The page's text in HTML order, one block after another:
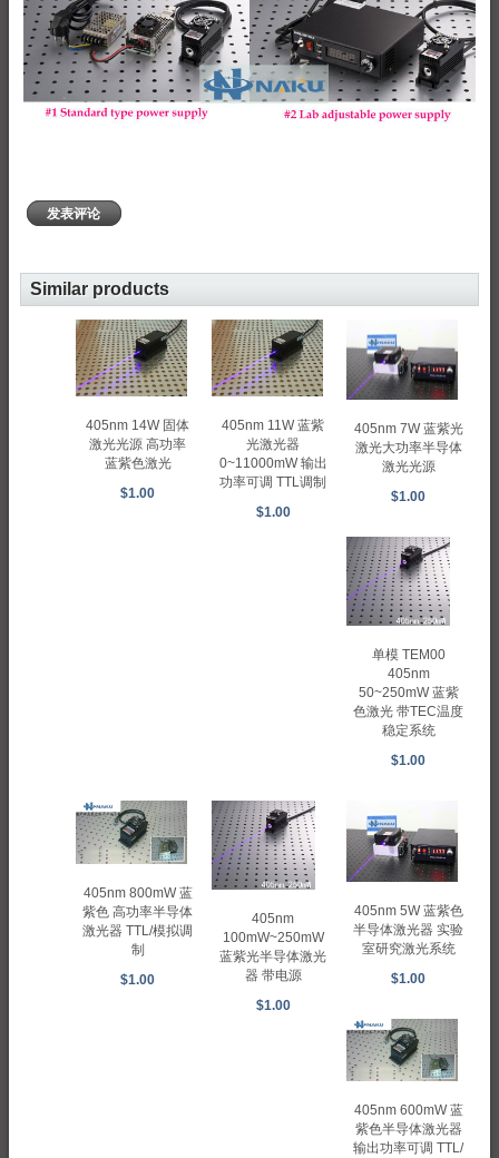
发表评论
Similar products
405nm 14W 固体
激光光源 高功率
蓝紫色激光
$1.00
405nm 11W 蓝紫
光激光器
0~11000mW 输出
功率可调 TTL调制
$1.00
405nm 7W 蓝紫光
激光大功率半导体
激光光源
$1.00
单模 TEM00
405nm
50~250mW 蓝紫
色激光 带TEC温度
稳定系统
$1.00
405nm 800mW 蓝
紫色 高功率半导体
激光器 TTL/模拟调
制
$1.00
405nm
100mW~250mW
蓝紫光半导体激光
器 带电源
$1.00
405nm 5W 蓝紫色
半导体激光器 实验
室研究激光系统
$1.00
405nm 600mW 蓝
紫色半导体激光器
输出功率可调 TTL/